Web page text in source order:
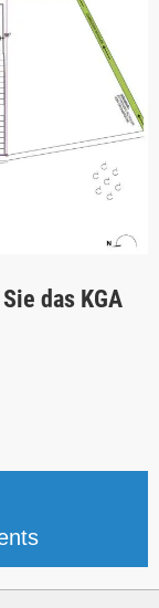
das KGA